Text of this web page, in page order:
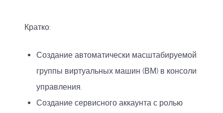
Кратко:
Создание автоматически масштабируемой
группы виртуальных машин (ВМ) в консоли
управления.
Создание сервисного аккаунта с ролью